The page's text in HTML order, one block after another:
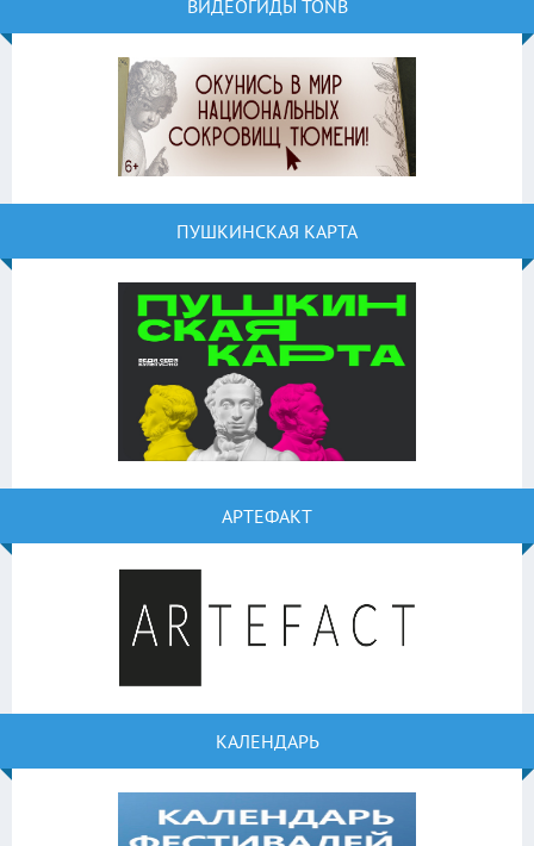
ВИДЕОГИДЫ TONB
ПУШКИНСКАЯ КАРТА
АРТЕФАКТ
КАЛЕНДАРЬ